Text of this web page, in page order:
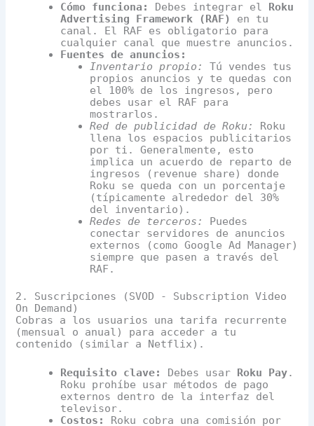
Cómo funciona: Debes integrar el Roku
Advertising Framework (RAF)
en tu
canal. El RAF es obligatorio para
cualquier canal que muestre anuncios.
Fuentes de anuncios:
Inventario propio:
Tú vendes tus
propios anuncios y te quedas con
el 100% de los ingresos, pero
debes usar el RAF para
mostrarlos.
Red de publicidad de Roku:
Roku
llena los espacios publicitarios
por ti. Generalmente, esto
implica un acuerdo de reparto de
ingresos (revenue share) donde
Roku se queda con un porcentaje
(típicamente alrededor del 30%
del inventario).
Redes de terceros:
Puedes
conectar servidores de anuncios
externos (como Google Ad Manager)
siempre que pasen a través del
RAF.
2. Suscripciones (SVOD - Subscription Video
On Demand)
Cobras a los usuarios una tarifa recurrente
(mensual o anual) para acceder a tu
contenido (similar a Netflix).
Requisito clave: Debes usar Roku Pay.
Roku prohíbe usar métodos de pago
externos dentro de la interfaz del
televisor.
Costos:
Roku cobra una comisión por